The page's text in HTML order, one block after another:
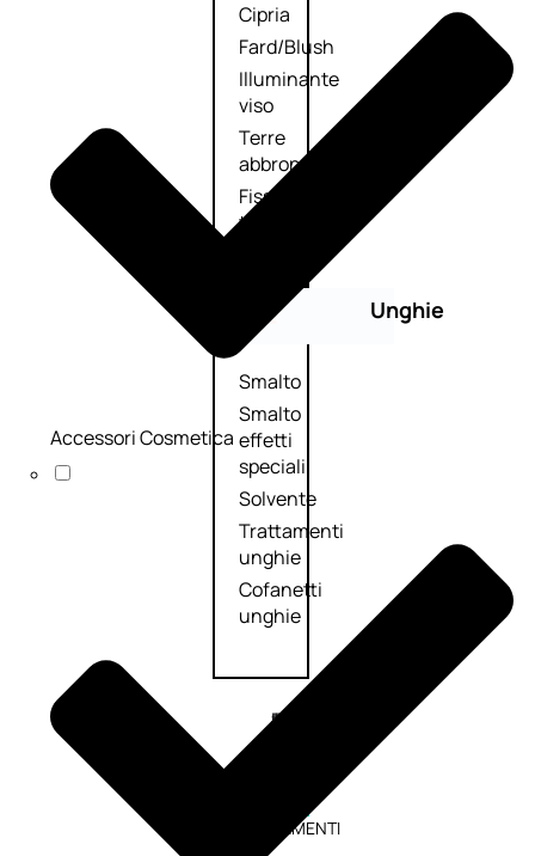
Cipria
Fard/Blush
Illuminante
viso
Terre
abbronzanti
Fissatore
trucco
Unghie
Smalto
Smalto
effetti
speciali
Solvente
Trattamenti
unghie
Cofanetti
unghie
TRATTAMENTI
Accessori Cosmetica